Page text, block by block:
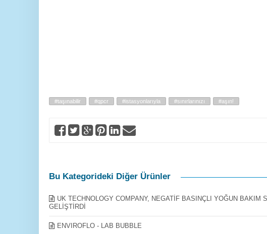
#taşınabilir #qpcr #istasyonlarıyla #sınırlarınızı #aşın!
Bu Kategorideki Diğer Ürünler
UK TECHNOLOGY COMPANY, NEGATİF BASINÇLI YOĞUN
GELİŞTİRDİ
ENVIROFLO - LAB BUBBLE